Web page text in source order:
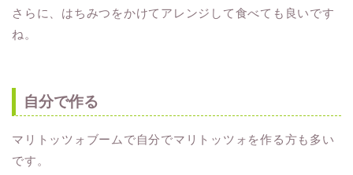
さらに、はちみつをかけてアレンジして食べても良いです
ね。
自分で作る
マリトッツォブームで自分でマリトッツォを作る方も多い
です。